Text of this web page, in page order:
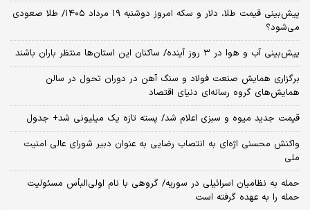
پیش‌بینی قیمت طلا، دلار و سکه امروز دوشنبه ۱۹ مرداد ۱۴۰۵/ طلا صعودی
می‌شود؟
پیش‌بینی آب و هوا در ۳ روز آینده/ ساکنان این استان‌ها منتظر باران باشند
برگزاری همایش صنعت فولاد و سنگ آهن در دوران تحول در سالن
همایش‌های گروه رسانه‌ای دنیای اقتصاد
قیمت جدید میوه و سبزی اعلام شد/ پسته تازه یک میلیونی شد+ جدول
واکنش محسنی اژه‌ای به انتصاب رضایی به عنوان دبیر شورای عالی امنیت
ملی
حمله به نظامیان اسرائیلی در سوریه/ گروهی با نام اولی‌البأس مسئولیت
حمله را به عهده گرفته است